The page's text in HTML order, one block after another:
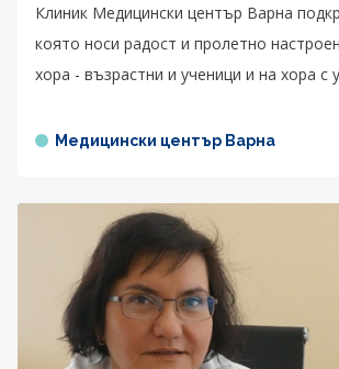
Клиник Медицински център Варна
която носи радост и пролетно
хора - възрастни и ученици и на хора с
Медицински център Варна